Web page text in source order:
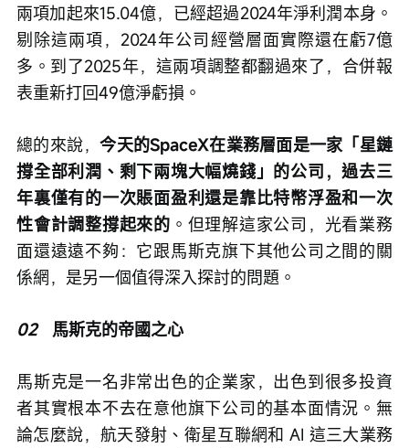
兩項加起來15.04億，已經超過2024年淨利潤本身。
剔除這兩項，2024年公司經營層面實際還在虧7億
多。到了2025年，這兩項調整都翻過來了，合併報
表重新打回49億淨虧損。
總的來說，今天的SpaceX在業務層面是一家「星鏈
撐全部利潤、剩下兩塊大幅燒錢」的公司，過去三
年裏僅有的一次賬面盈利還是靠比特幣浮盈和一次
性會計調整撐起來的 。但理解這家公司，光看業務
面還遠遠不夠：它跟馬斯克旗下其他公司之間的關
係網，是另一個值得深入探討的問題。
02 馬斯克的帝國之心
馬斯克是一名非常出色的企業家，出色到很多投資
者其實根本不去在意他旗下公司的基本面情況。無
論怎麼說，航天發射、衛星互聯網和 AI 這三大業務